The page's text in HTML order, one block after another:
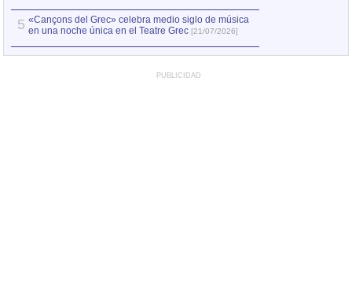
5 «Cançons del Grec» celebra medio siglo de música
en una noche única en el Teatre Grec [21/07/2026]
PUBLICIDAD